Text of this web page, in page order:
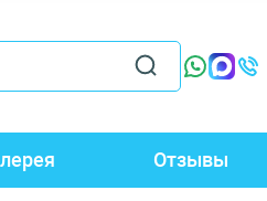
Отзывы